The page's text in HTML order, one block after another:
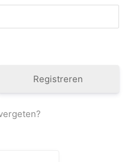
Registreren